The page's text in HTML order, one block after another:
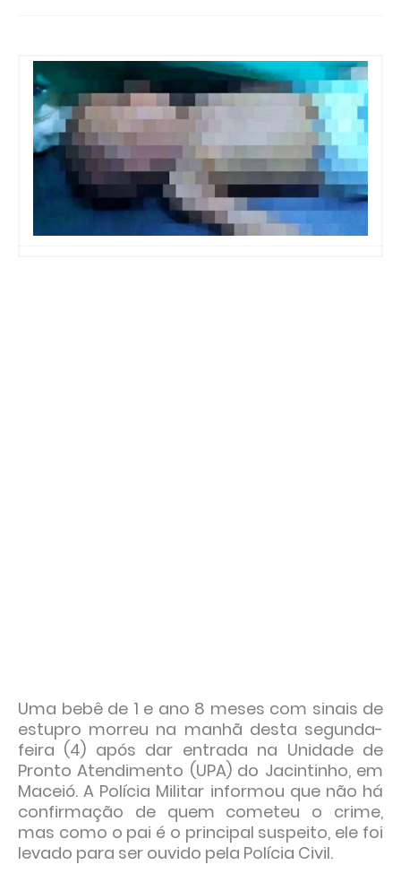
Uma bebê de 1 e ano 8 meses com sinais de
estupro morreu na manhã desta segunda-
feira (4) após dar entrada na Unidade de
Pronto Atendimento (UPA) do Jacintinho, em
Maceió. A Polícia Militar informou que não há
confirmação de quem cometeu o crime,
mas como o pai é o principal suspeito, ele foi
levado para ser ouvido pela Polícia Civil.